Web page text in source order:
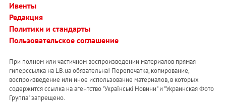
Ивенты
Редакция
Политики и стандарты
Пользовательское соглашение
При полном или частичном воспроизведении материалов прямая
гиперссылка на LB.ua обязательна! Перепечатка, копирование,
воспроизведение или иное использование материалов, в которых
содержится ссылка на агентство "Українськi Новини" и "Украинская Фото
Группа" запрещено.